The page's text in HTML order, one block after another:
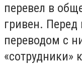
перевел в
гривен.
переводом с